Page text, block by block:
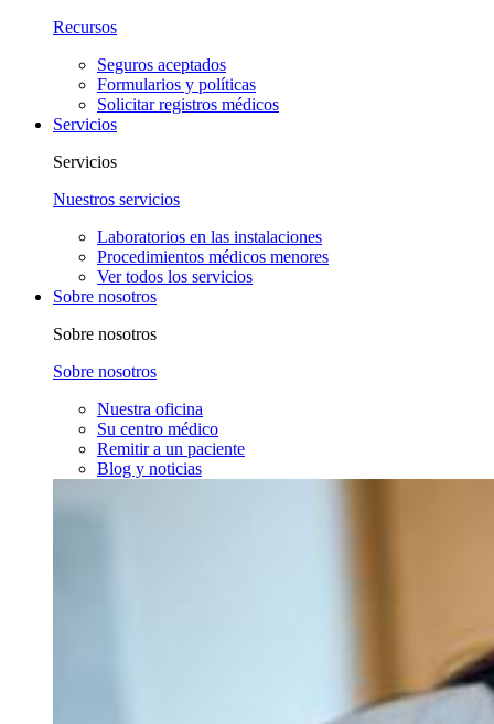
Recursos
Seguros aceptados
Formularios y políticas
Solicitar registros médicos
Servicios
Servicios
Nuestros servicios
Laboratorios en las instalaciones
Procedimientos médicos menores
Ver todos los servicios
Sobre nosotros
Sobre nosotros
Sobre nosotros
Nuestra oficina
Su centro médico
Remitir a un paciente
Blog y noticias